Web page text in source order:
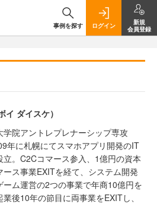
事例を探す ログイン
新規
会員登録
イ ダイスケ）
学院アントレプレナーシップ専攻
年に札幌にてスマホアプリ開発のIT
立。C2Cコマース参入、1億円の資本
ース事業EXITを経て、システム開発
ーム運営の2つの事業で年商10億円を
後10年の節目に両事業をEXITし、